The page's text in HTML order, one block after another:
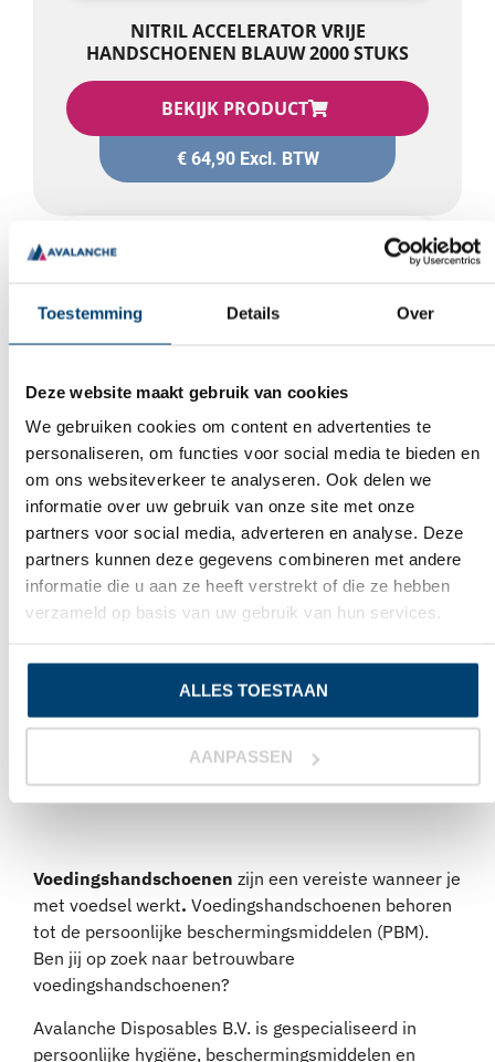
AANPASSEN
HANDSCHOENEN BLAUW 2000 STUKS
BEKIJK PRODUCT
Aantal: 1000 stuks
NITRIL ACCELERATOR VRIJE
HANDSCHOENEN BLAUW
BEKIJK PRODUCT
met voedsel werkt.Voedingshandschoenen behoren
tot de persoonlijke beschermingsmiddelen (PBM).
Ben jij op zoek naar betrouwbare
voedingshandschoenen?
Avalanche Disposables B.V. is gespecialiseerd in
persoonlijke hygiëne, beschermingsmiddelen en
disposables voor groothandels. Wij bieden het beste